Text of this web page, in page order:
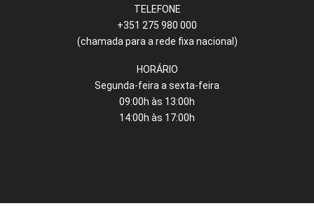
TELEFONE
+351 275 980 000
(chamada para a rede fixa nacional)
HORÁRIO
Segunda-feira a sexta-feira
09:00h às 13:00h
14:00h às 17:00h